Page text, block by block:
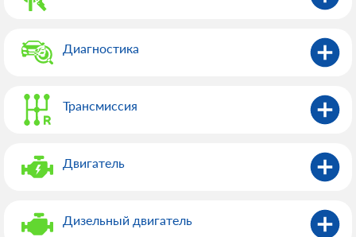
Диагностика
Трансмиссия
Двигатель
Дизельный двигатель